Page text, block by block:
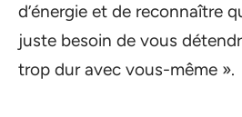
d’énergie et de reconnaître
juste besoin de vous
trop dur avec vous-même ».